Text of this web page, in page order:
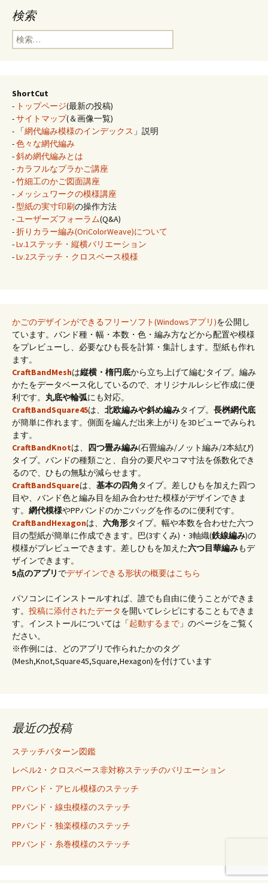
検索
検
索:
ShortCut
- トップページ(最新の投稿)
-サイトマップ(＆画像一覧)
- 「網代編み模様のインデックス 」説明
-色々な網代編み
-斜め網代編みとは
- カラフルなプラかご講座
-竹細工のかご図面講座
- メッシュワークの模様講座
-型紙の実寸印刷の操作方法
-ユーザーズフォーラム(Q&A)
-折りカラー編み(OriColorWeave)について
-Lv.1ステッチ・縦横バリエーション
-Lv.2ステッチ・クロスベース模様
かごのデザインができるフリーソフト(Windowsアプリ)を公開し
ています。バンド種・幅・本数・色・編み方などから配置や模様
をプレビューし、必要なひも長を計算・集計します。型紙も作れ
ます。
CraftBandMeshは縦横・楕円底から立ち上げて編むタイプ。編み
かたをデータベース化しているので、オリジナルレシピ作成に便
利です。 丸底や輪弧にも対応。
CraftBandSquare45は、 北欧編みや斜め編みタイプ。 長桝網代底
が簡単に作れます。側面を編んだ出来上がりを3Dビューでみられ
ます。
CraftBandKnotは、 四つ畳み編み(石畳編み/ノット編み/2本結び)
タイプ。バンドの種類ごと、自分の要尺やコマ寸法を係数化でき
るので、ひもの無駄が減らせます。
CraftBandSquareは、 基本の四角タイプ。差しひもを加えた四つ
目や、バンド色と編み目を組み合わせた模様がデザインできま
す。 網代模様やPPバンドのかごバッグを作るのに便利です。
CraftBandHexagonは、 六角形タイプ。幅や本数を合わせた六つ
目の型紙が簡単に作成できます。巴(3すくみ)・3軸織(鉄線編み)の
模様がプレビューできます。差しひもを加えた六つ目華編みもデ
ザインできます。
5点のアプリ でデザインできる形状の概要はこちら
パソコンにインストールすれば、誰でも自由に使うことができま
す。 投稿に添付されたデータを開いてレシピにすることもできま
す。インストールについては「起動するまで 」のページをご覧く
ださい。
※作例には、どのアプリで作られたかのタグ
(Mesh,Knot,Square45,Square,Hexagon)を付けています
最近の投稿
ステッチパターン図鑑
レベル2・クロスベース非対称ステッチのバリエーション
PPバンド・アヒル模様のステッチ
PPバンド・線虫模様のステッチ
PPバンド・独楽模様のステッチ
PPバンド・糸巻模様のステッチ